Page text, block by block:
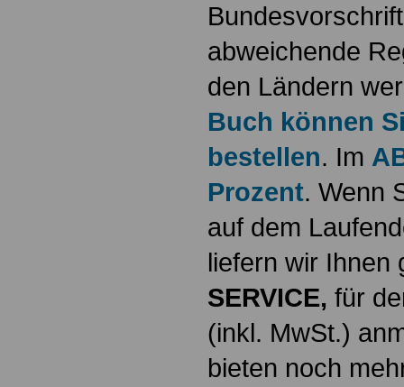
abweichende
den Ländern
Buch können
bestellen. Im
Prozent. Wenn
auf dem
liefern wir
SERVICE, für
(inkl. MwSt.)
bieten noch